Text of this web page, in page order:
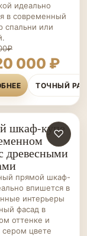
идеально
в современный
спальни или
000 ₽
ТОЧНЫЙ
ЗАКАЗ
♡
шкаф-купе
древесными
прямой шкаф-
впишется в
интерьеры
фасад в
оттенке и
сером цвете